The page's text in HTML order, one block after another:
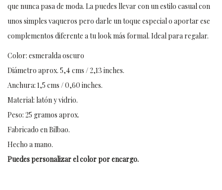
que nunca pasa de moda. La puedes llevar con un estilo casual con
unos simples vaqueros pero darle un toque especial o aportar ese
complementos diferente a tu look más formal. Ideal para regalar.
Color: esmeralda oscuro
Diámetro aprox. 5,4 cms / 2,13 inches.
Anchura: 1,5 cms / 0,60 inches.
Material: latón y vidrio.
Peso: 25 gramos aprox.
Fabricado en Bilbao.
Hecho a mano.
Puedes personalizar el color por encargo.